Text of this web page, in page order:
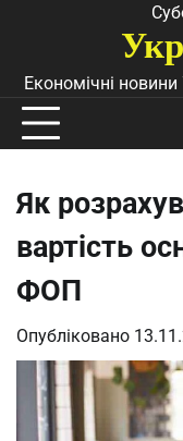
Економічні новини
Як
вартість
ФОП
Опубліковано